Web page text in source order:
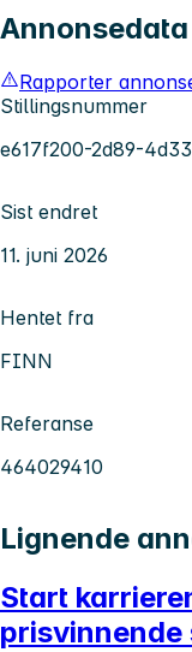
Annonsedata
Rapporter
Stillingsnummer
e617f200-2d89-
Sist endret
11. juni 2026
Hentet fra
FINN
Referanse
464029410
Lignende
Start
prisvinnende